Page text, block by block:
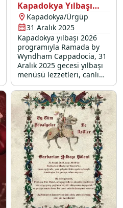
Kapadokya Yılbaşı
Programı 2026
Kapadokya/Ürgüp
31 Aralık 2025
Kapadokya yılbaşı 2026
programıyla Ramada by
Wyndham Cappadocia, 31
Aralık 2025 gecesi yılbaşı
menüsü lezzetleri, canlı
müzik ve özel ikramlarla
unutulmaz bir gecenin
kapılarını aralıyor.